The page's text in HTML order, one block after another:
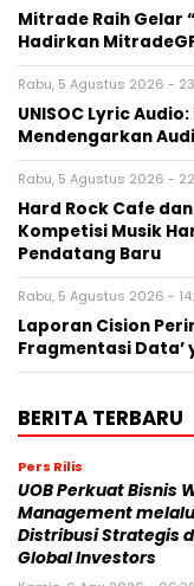
Mitrade Raih Gelar
Hadirkan
Rabu, 5 Agustus 2026 -
UNISOC Lyric
Mendengarkan
Rabu, 5 Agustus 2026 -
Hard Rock Cafe
Kompetisi Musik
Pendatang Baru
Rabu, 5 Agustus 2026 -
Laporan Cision
Fragmentasi Data’
BERITA TERBARU
Pers Rilis
UOB Perkuat Bisnis
Management
Distribusi Strategis
Global Investors